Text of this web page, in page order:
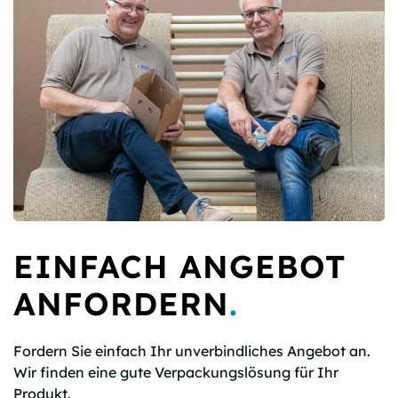
EINFACH ANGEBOT
ANFORDERN.
Fordern Sie einfach Ihr unverbindliches Angebot an.
Wir finden eine gute Verpackungslösung für Ihr
Produkt.